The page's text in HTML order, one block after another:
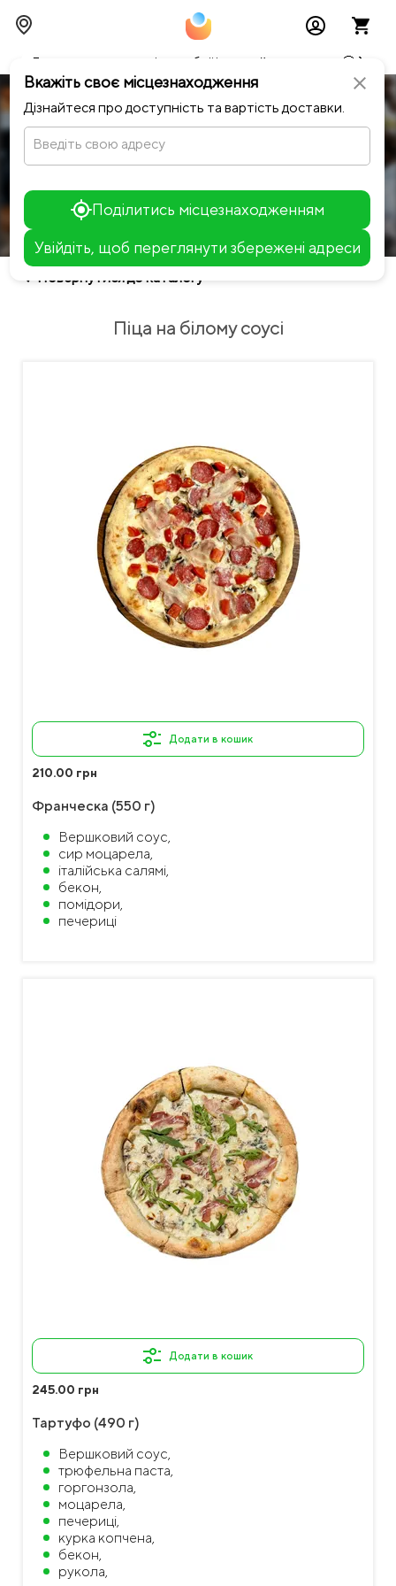
close
Вкажіть своє місцезнаходження
Дізнайтеся про доступність та вартість доставки.
Введіть свою адресу
Поділитись місцезнаходженням
Увійдіть, щоб переглянути збережені адреси
+
Тимчасово можливі перебої із онлайн оплатами🥺🔧
Notino Sushi-
Піца
chevron_left Повернутися до каталогу
Піца на білому соусі
Додати в кошик
210.00 грн
Франческа (550 г)
Вершковий соус,
сир моцарела,
італійська салямі,
бекон,
помідори,
печериці
Додати в кошик
245.00 грн
Тартуфо (490 г)
Вершковий соус,
трюфельна паста,
горгонзола,
моцарела,
печериці,
курка копчена,
бекон,
рукола,